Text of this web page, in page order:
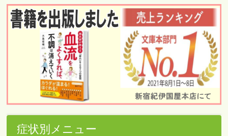
症状別メニュー